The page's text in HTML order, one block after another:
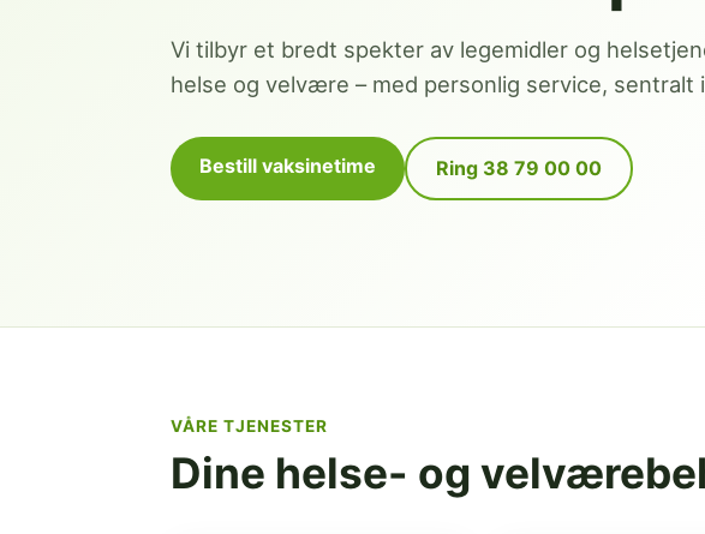
Vi tilbyr et bredt spekter av legemidler og
helse og velvære – med personlig service, sentralt
Bestill vaksinetime Ring 38 79 00 00
VÅRE TJENESTER
Dine helse- og